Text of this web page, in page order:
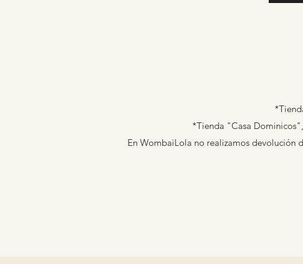
*Tienda "Casa
En WombaiLola no realizamos devolución